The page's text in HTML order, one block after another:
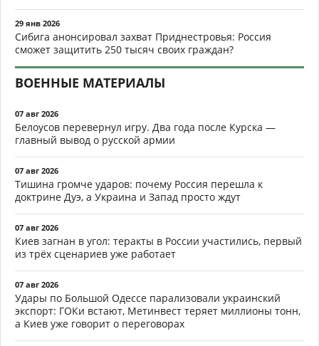
29 янв 2026
Сибига анонсировал захват Приднестровья: Россия
сможет защитить 250 тысяч своих граждан?
ВОЕННЫЕ МАТЕРИАЛЫ
07 авг 2026
Белоусов перевернул игру. Два года после Курска —
главный вывод о русской армии
07 авг 2026
Тишина громче ударов: почему Россия перешла к
доктрине Дуэ, а Украина и Запад просто ждут
07 авг 2026
Киев загнан в угол: теракты в России участились, первый
из трёх сценариев уже работает
07 авг 2026
Удары по Большой Одессе парализовали украинский
экспорт: ГОКи встают, Метинвест теряет миллионы тонн,
а Киев уже говорит о переговорах